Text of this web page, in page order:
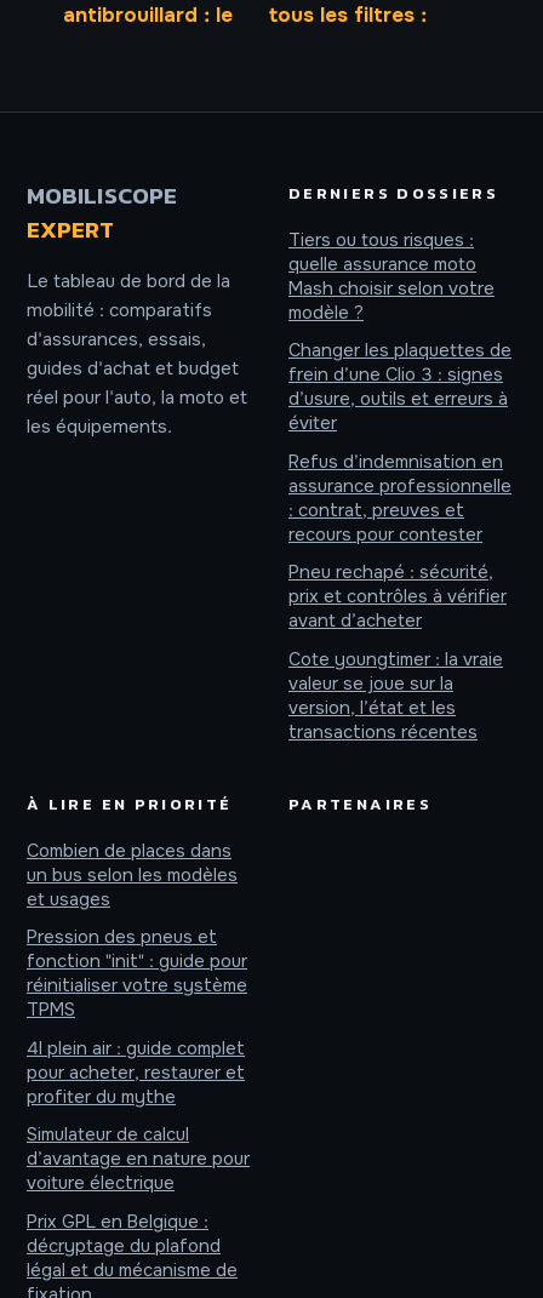
antibrouillard : le
tous les filtres :
MOBILISCOPE
EXPERT
Le tableau de bord de la
mobilité : comparatifs
d'assurances, essais,
guides d'achat et budget
réel pour l'auto, la moto et
les équipements.
DERNIERS DOSSIERS
Tiers ou tous risques :
quelle assurance moto
Mash choisir selon votre
modèle ?
Changer les plaquettes de
frein d’une Clio 3 : signes
d’usure, outils et erreurs à
éviter
Refus d’indemnisation en
assurance professionnelle
: contrat, preuves et
recours pour contester
Pneu rechapé : sécurité,
prix et contrôles à vérifier
avant d’acheter
Cote youngtimer : la vraie
valeur se joue sur la
version, l’état et les
transactions récentes
À LIRE EN PRIORITÉ
Combien de places dans
un bus selon les modèles
et usages
Pression des pneus et
fonction "init" : guide pour
réinitialiser votre système
TPMS
4l plein air : guide complet
pour acheter, restaurer et
profiter du mythe
Simulateur de calcul
d’avantage en nature pour
voiture électrique
Prix GPL en Belgique :
décryptage du plafond
légal et du mécanisme de
PARTENAIRES